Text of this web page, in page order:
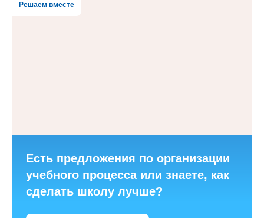
Решаем вместе
Есть предложения по организации
учебного процесса или знаете, как
сделать школу лучше?